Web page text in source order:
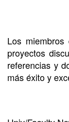
Los
proyectos
referencias y
más éxito y